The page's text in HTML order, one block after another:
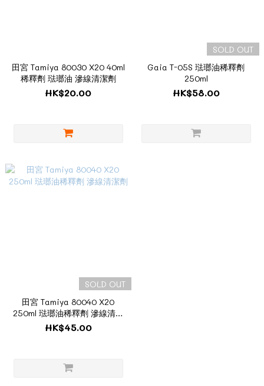
田宮 Tamiya 80030 X20 40ml
稀釋劑 琺瑯油 滲線清潔劑
HK$20.00
SOLD OUT
Gaia T-05S 琺瑯油稀釋劑
250ml
HK$58.00
SOLD OUT
田宮 Tamiya 80040 X20
250ml 琺瑯油稀釋劑 滲線清潔
劑
HK$45.00